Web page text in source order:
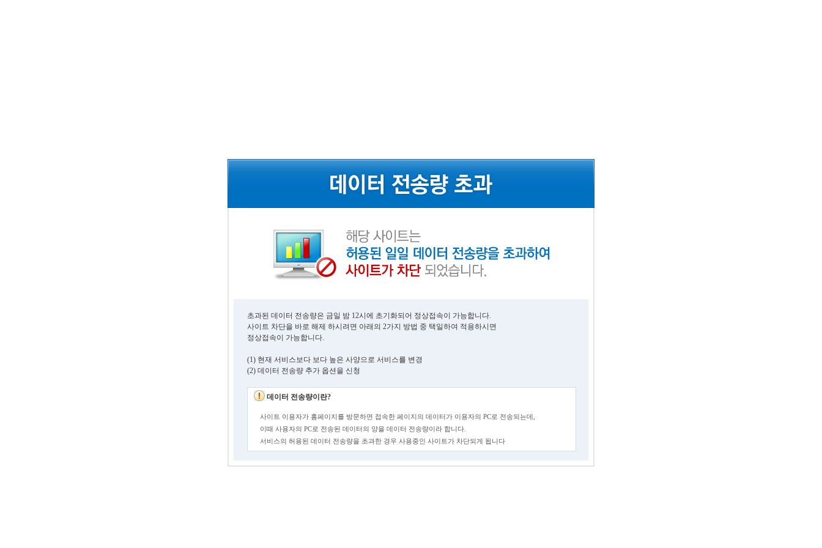
초과된 데이터 전송량은 금일 밤 12시에 초기화되어 정상접속이 가능합니다.
사이트 차단을 바로 해제 하시려면 아래의 2가지 방법 중 택일하여 적용하시면
정상접속이 가능합니다.
(1) 현재 서비스보다 보다 높은 사양으로 서비스를 변경
(2) 데이터 전송량 추가 옵션을 신청
데이터 전송량이란?
사이트 이용자가 홈페이지를 방문하면 접속한 페이지의 데이터가 이용자의 PC로 전송되는데,
이때 사용자의 PC로 전송된 데이터의 양을 데이터 전송량이라 합니다.
서비스의 허용된 데이터 전송량을 초과한 경우 사용중인 사이트가 차단되게 됩니다